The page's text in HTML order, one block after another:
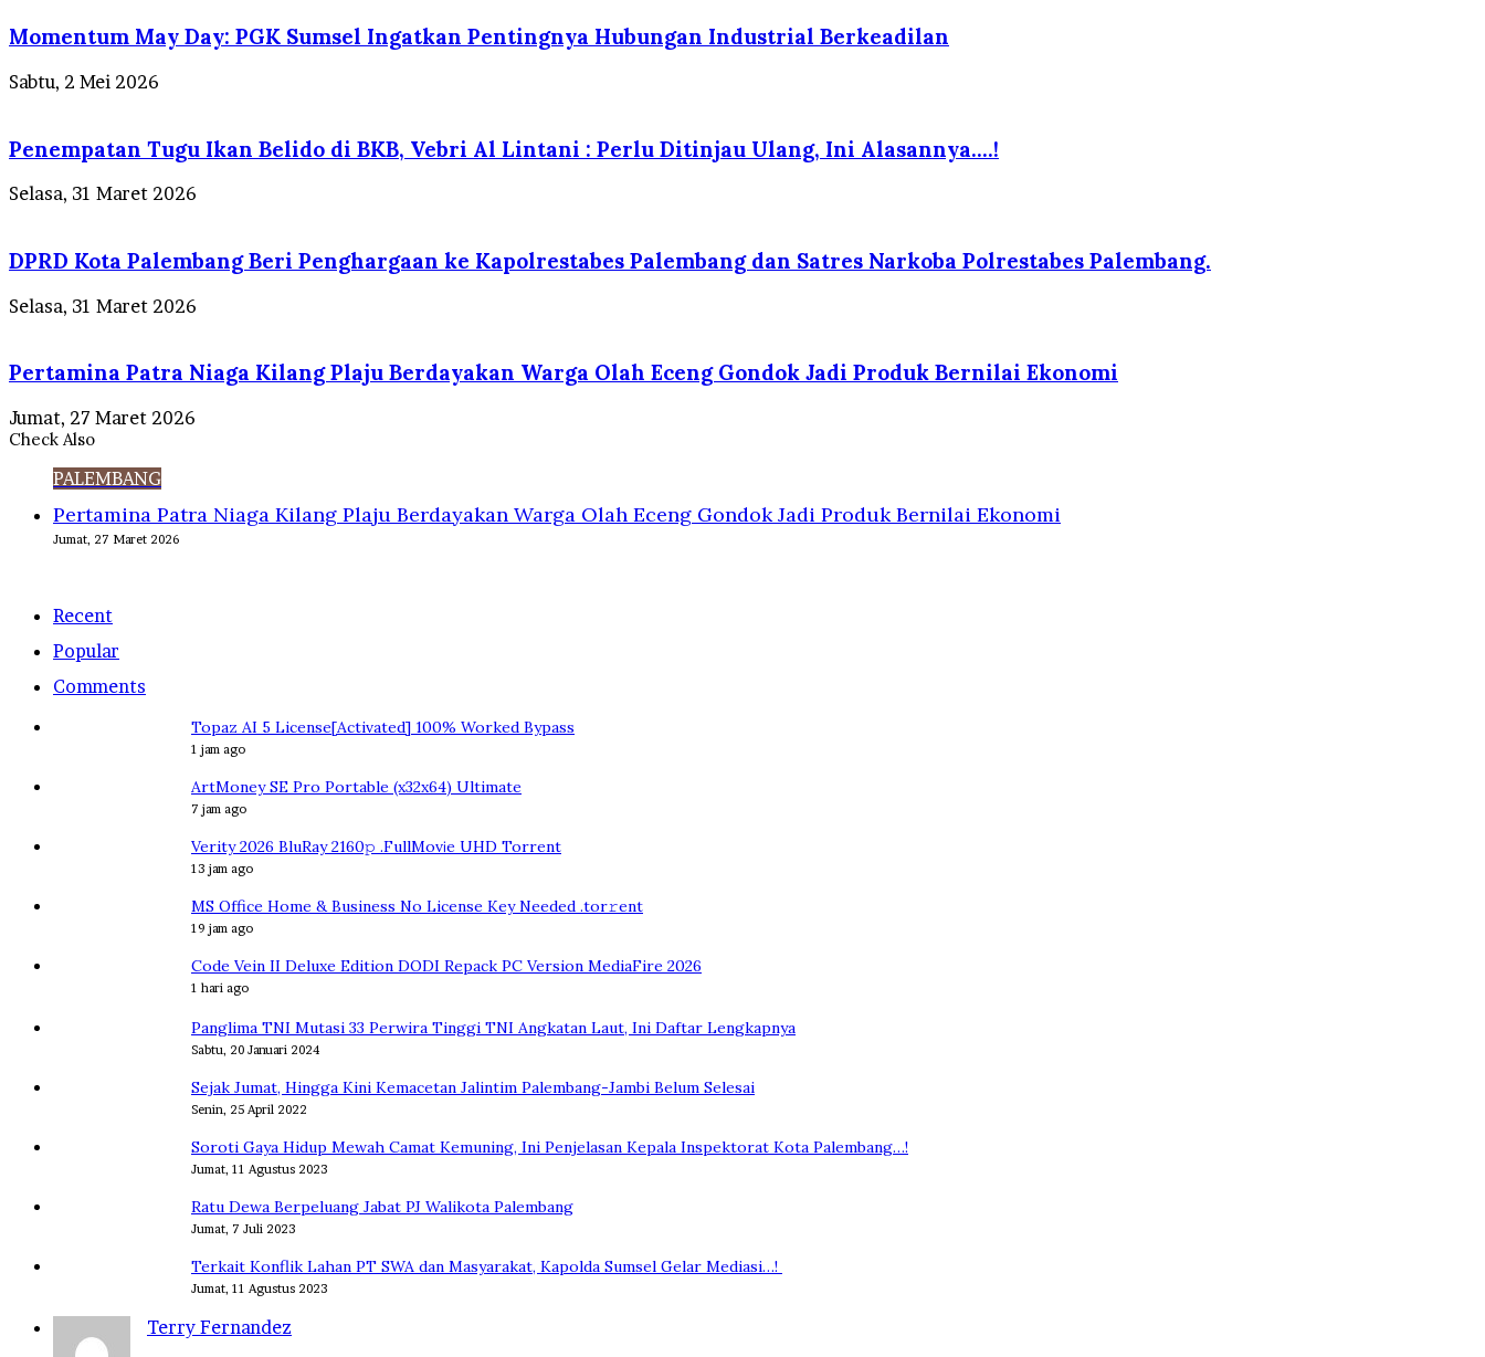
Momentum May Day: PGK Sumsel Ingatkan Pentingnya Hubungan Industrial Berkeadilan
Sabtu, 2 Mei 2026
Penempatan Tugu Ikan Belido di BKB, Vebri Al Lintani : Perlu Ditinjau Ulang, Ini Alasannya….!
Selasa, 31 Maret 2026
DPRD Kota Palembang Beri Penghargaan ke Kapolrestabes Palembang dan Satres Narkoba Polrestabes Palembang.
Selasa, 31 Maret 2026
Pertamina Patra Niaga Kilang Plaju Berdayakan Warga Olah Eceng Gondok Jadi Produk Bernilai Ekonomi
Jumat, 27 Maret 2026
Check Also
PALEMBANG
Pertamina Patra Niaga Kilang Plaju Berdayakan Warga Olah Eceng Gondok Jadi Produk Bernilai Ekonomi
Jumat, 27 Maret 2026
Recent
Popular
Comments
Topaz AI 5 License[Activated] 100% Worked Bypass
1 jam ago
ArtMoney SE Pro Portable (x32x64) Ultimate
7 jam ago
Verity 2026 BluRay 2160𝚙 .FullMov𝗂e UHD Torrent
13 jam ago
MS Office Home & Business No License Key Needed .tоr𝚛еnt
19 jam ago
Code Vein II Deluxe Edition DODI Repack PC Version MediaFire 2026
1 hari ago
Panglima TNI Mutasi 33 Perwira Tinggi TNI Angkatan Laut, Ini Daftar Lengkapnya
Sabtu, 20 Januari 2024
Sejak Jumat, Hingga Kini Kemacetan Jalintim Palembang-Jambi Belum Selesai
Senin, 25 April 2022
Soroti Gaya Hidup Mewah Camat Kemuning, Ini Penjelasan Kepala Inspektorat Kota Palembang…!
Jumat, 11 Agustus 2023
Ratu Dewa Berpeluang Jabat PJ Walikota Palembang
Jumat, 7 Juli 2023
Terkait Konflik Lahan PT SWA dan Masyarakat, Kapolda Sumsel Gelar Mediasi…!
Jumat, 11 Agustus 2023
Terry Fernandez